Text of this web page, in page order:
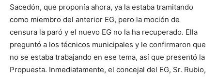
Sacedón, que proponía ahora, ya la estaba tramitando
como miembro del anterior EG, pero la moción de
censura la paró y el nuevo EG no la ha recuperado. Ella
preguntó a los técnicos municipales y le confirmaron que
no se estaba trabajando en ese tema, así que presentó la
Propuesta. Inmediatamente, el concejal del EG, Sr. Rubio,